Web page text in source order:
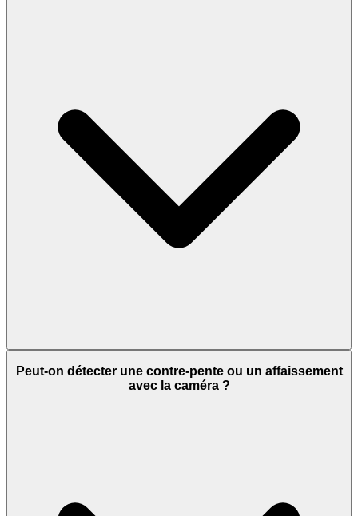
Peut-on détecter une contre-pente ou un affaissement
avec la caméra ?